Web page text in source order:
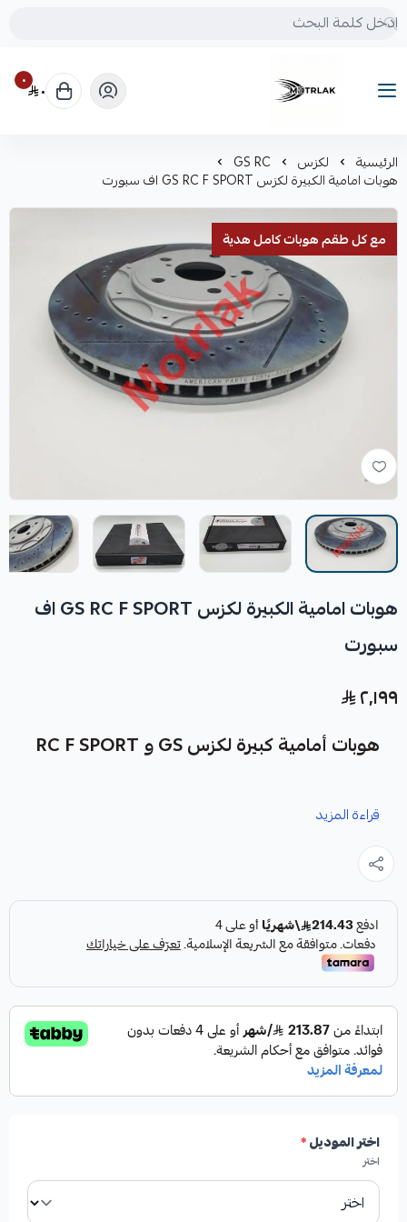
Motrlak
٠ ٠
الرئيسية لكزس GS RC
هوبات امامية الكبيرة لكزس GS RC F SPORT اف سبورت
مع كل طقم هوبات كامل هدية
هوبات امامية الكبيرة لكزس GS RC F SPORT اف
سبورت
٢٬١٩٩
هوبات أمامية كبيرة لكزس GS و RC F SPORT
غيار متينة وعالية الجودة، مصممة خصيصاً لتعزيز أداء الفرامل في
سيارتك.
المواصفات:
الموديلات المتوافقة:2012-2020
الشركة المصنعة:Formula Plus
بلد المنشأ:
قراءة المزيد
اختر الموديل*
اختر